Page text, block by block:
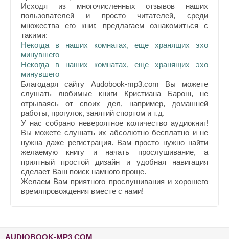
Исходя из многочисленных отзывов наших
пользователей и просто читателей, среди
множества его книг, предлагаем ознакомиться с
такими:
Некогда в наших комнатах, еще хранящих эхо
минувшего
Некогда в наших комнатах, еще хранящих эхо
минувшего
Благодаря сайту Audobook-mp3.com Вы можете
слушать любимые книги Кристиана Барош, не
отрываясь от своих дел, например, домашней
работы, прогулок, занятий спортом и т.д.
У нас собрано невероятное количество аудиокниг!
Вы можете слушать их абсолютно бесплатно и не
нужна даже регистрация. Вам просто нужно найти
желаемую книгу и начать прослушивание, а
приятный простой дизайн и удобная навигация
сделает Ваш поиск намного проще.
Желаем Вам приятного прослушивания и хорошего
времяпровождения вместе с нами!